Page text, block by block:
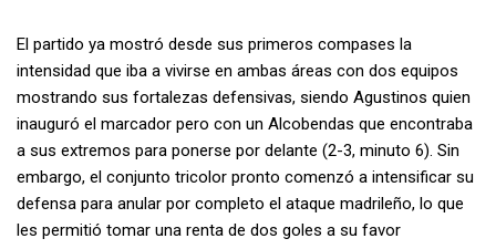
El partido ya mostró desde sus primeros compases la
intensidad que iba a vivirse en ambas áreas con dos equipos
mostrando sus fortalezas defensivas, siendo Agustinos quien
inauguró el marcador pero con un Alcobendas que encontraba
a sus extremos para ponerse por delante (2-3, minuto 6). Sin
embargo, el conjunto tricolor pronto comenzó a intensificar su
defensa para anular por completo el ataque madrileño, lo que
les permitió tomar una renta de dos goles a su favor